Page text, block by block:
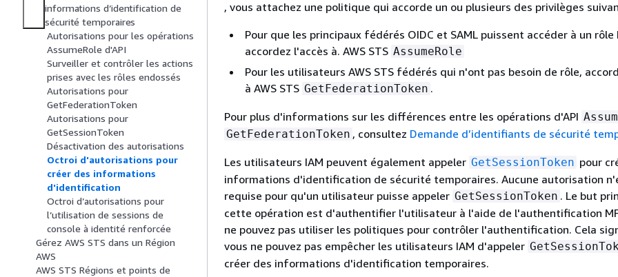
informations d’identification de
sécurité temporaires
Autorisations pour les opérations
AssumeRole d'API
Surveiller et contrôler les actions
prises avec les rôles endossés
Autorisations pour
GetFederationToken
Autorisations pour
GetSessionToken
Désactivation des autorisations
Octroi d'autorisations pour
créer des informations
d'identification
Octroi d’autorisations pour
l’utilisation de sessions de
console à identité renforcée
Gérez AWS STS dans un Région
AWS
AWS STS Régions et points de
, vous attachez une politique qui accorde un ou plusieurs des privilèges
Pour que les principaux fédérés OIDC et SAML puissent accéder à un rôle
accordez l'accès à. AWS STS AssumeRole
Pour les utilisateurs AWS STS fédérés qui n'ont pas besoin de rôle,
à AWS STS GetFederationToken .
Pour plus d'informations sur les différences entre les opérations d'API
GetFederationToken , consultez Demande d’identifiants de sécurité
Les utilisateurs IAM peuvent également appeler GetSessionToken pour
informations d'identification de sécurité temporaires. Aucune autorisation
requise pour qu'un utilisateur puisse appeler GetSessionToken . Le but
cette opération est d'authentifier l'utilisateur à l'aide de l'authentification
ne pouvez pas utiliser les politiques pour contrôler l'authentification. Cela
vous ne pouvez pas empêcher les utilisateurs IAM d'appeler
créer des informations d'identification temporaires.